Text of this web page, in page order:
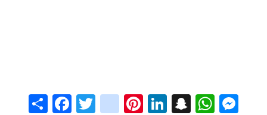
ShareFacebook
Twitter
instagram
Pinterest
LinkedIn
Snapchat